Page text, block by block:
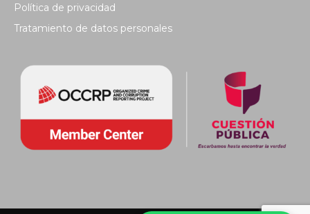
Política de privacidad
Tratamiento de datos personales